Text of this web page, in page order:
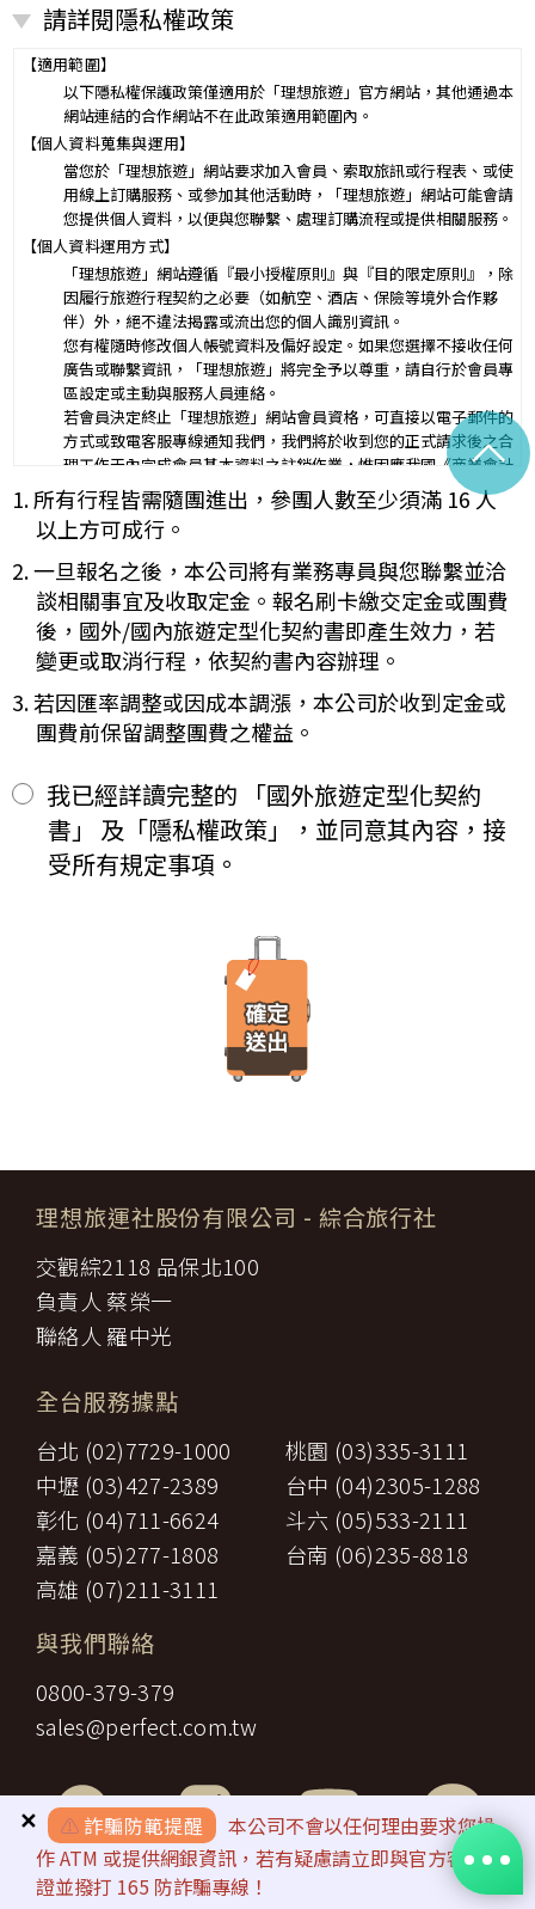
營業所：
甲乙雙方同意就本旅遊事項，依下列約定辦理。
第一條（國外旅遊之意義）
本契約所謂國外旅遊，係指到中華民國疆域以外其他國家或地區旅
遊。
赴中國大陸旅行者，準用本旅遊契約之約定。
第二條（適用之範圍及順序）
甲乙雙方關於本旅遊之權利義務，依本契約條款之約定定之；本契約
中未約定者，適用中華民國有關法令之規定。
第三條（旅遊團名稱、旅遊行程及廣告責任）
本旅遊團名稱為____________________
一、 旅遊地區（國家、城市或觀光地點）：________
二、
行程（啟程出發地點、回程之終止地點、日期、交通工具、住
宿旅館、餐飲、遊覽、安排購物行程及其所附隨之服務說
明）：_________
與本契約有關之附件、廣告、宣傳文件、行程表或說明會之說明內容
均視為本契約內容之一部分。乙方應確保廣告內容之真實，對甲方所
負之義務不得低於廣告之內容。
第一項記載得以所刊登之廣告、宣傳文件、行程表或說明會之說明內
未記載第一項內容或記載之內容與刊登廣告、宣傳文件、行程表或說
明會之說明記載不符者，以最有利於甲方之內容為準。
第四條（集合及出發時地）
甲方應於民國_____年_____月_____日_____時_____分於
__________準時集合出發。甲方未準時到約定地點集合致未能出
發，亦未能中途加入旅遊者，視為甲方任意解除契約，乙方得依第十
三條之約定，行使損害賠償請求權。
第五條（旅遊費用及付款方式）
旅遊費用：______________________
除雙方有特別約定者外，甲方應依下列約定繳付：
一、
簽訂本契約時，甲方應以_______(現金、信用卡、轉帳、支票
二、
其餘款項以_______ (現金、信用卡、轉帳、支票等方式)於出發
前三日或說明會時繳清。
前項之特別約定，除經雙方同意並增訂其他協議事項於本契約第三十
七條，乙方不得以任何名義要求增加旅遊費用。
第六條（旅客怠於給付旅遊費用之效力）
之費用，依第十三條約定辦理；乙方如有其他損害，並得請求賠償。
旅遊需甲方之行為始能完成，而甲方不為其行為者，乙方得定相當期
限，催告甲方為之。甲方逾期不為其行為者，乙方得終止契約，並得
請求賠償因契約終止而生之損害。
旅遊開始後，乙方依前項規定終止契約時，甲方得請求乙方墊付費用
甲方依第五條約定繳納之旅遊費用，除雙方依第三十七條另有約定以
一、
代辦證件之行政規費：乙方代理甲方辦理出國所需之手續費及
二、交通運輸費：旅程所需各種交通運輸之費用。
餐飲費：旅程中所列應由乙方安排之餐飲費用。
四、
住宿費：旅程中所列住宿及旅館之費用，如甲方需要單人房，
經乙方同意安排者，甲方應補繳所需差額。
六、
用。
七、 送費用及團體行李接送人員之小費，行李數量之重量依航空公
司規定辦理。
八、 稅捐：各地機場服務稅捐及團體餐宿稅捐。
九、 服務費：領隊及其他乙方為甲方安排服務人員之報酬。
十、 保險費：責任保險及履約保證保險。
前項第二款交通運輸費及第五款遊覽費用，其費用於契約簽訂後經政
府機關或經營管理業者公布調高或調低逾百分之十者，應由甲方補
第一項第二款至第五款之年長者門票減免、兒童住宿不佔床及各項優
求如實退還差額。
第九條（旅遊費用所未涵蓋項目）
第五條之旅遊費用，除雙方依第三十七條另有約定者外，不包含下列
一、非本旅遊契約所列行程之一切費用。
二、
甲方之個人費用：如自費行程費用、行李超重費、飲料及酒
類、洗衣、電話、網際網路使用費、私人交通費、行程外陪同
購物之報酬、自由活動費、個人傷病醫療費、宜自行給與提供
個人服務者（如旅館客房服務人員）之小費或尋回遺失物費用
請詳閱隱私權政策
【適用範圍】
以下隱私權保護政策僅適用於「理想旅遊」官方網站，其他通過本
網站連結的合作網站不在此政策適用範圍內。
【個人資料蒐集與運用】
當您於「理想旅遊」網站要求加入會員、索取旅訊或行程表、或使
用線上訂購服務、或參加其他活動時，「理想旅遊」網站可能會請
您提供個人資料，以便與您聯繫、處理訂購流程或提供相關服務。
【個人資料運用方式】
「理想旅遊」網站遵循『最小授權原則』與『目的限定原則』，除
因履行旅遊行程契約之必要（如航空、酒店、保險等境外合作夥
伴）外，絕不違法揭露或流出您的個人識別資訊。
您有權隨時修改個人帳號資料及偏好設定。如果您選擇不接收任何
廣告或聯繫資訊，「理想旅遊」將完全予以尊重，請自行於會員專
區設定或主動與服務人員連絡。
若會員決定終止「理想旅遊」網站會員資格，可直接以電子郵件的
方式或致電客服專線通知我們，我們將於收到您的正式請求後之合
理工作天內完成會員基本資料之註銷作業，惟因應我國《商業會計
法》及《稅捐稽徵法》之法定保存年限要求，相關交易憑證與帳務
紀錄將於法定保存期限屆滿後自動進行安全銷毀，不在此限。自終
止「理想旅遊」網站會員身份之日起（以本站系統發出之確認電子
郵件為準），您將即刻喪失所有本服務所提供之尊榮優惠及權益。
【Cookies 的運用政策】
為提供個人化的服務，本資訊網會使用 Cookies 技術來儲存並在
某些時候追蹤使用者的資料。本網站使用 Cookies 大多僅基於輔
助作用，例如儲存您偏好的特定種類資料，或儲存相關密碼以方便
您上網至本行網站時不必每次再輸入密碼…等。
※ Cookies 是網站伺服器用來和使用者瀏覽器進行溝通的一種技術，
它可能在使用者的電腦中儲存某些資訊，大部分 Cookies 的有效
定，取消或限制此項功能。
「理想旅遊」網站自動接收並紀錄您瀏覽或查詢時所產生的相關記
錄，這是系統本身所自行記錄的行為，記錄包括您使用連線設備的
IP 位址、使用時間、使用的瀏覽器、瀏覽及點選資料紀錄…等。這
些系統自動記錄的資料無法直接辨識個人身份，僅用於分析網站流
當您經由「理想旅遊」網站交易平台進行線上報名，為瞭解您購買
產品或服務的類別與數量，以及付款人、收受貨款資料，「理想旅
遊」網站將會以線上或離線方式，蒐集您主動提供所購買產品或服
務內容（如品名、數量、金額等）、付款人資料（如姓名、電子郵
件、地址、郵遞區號、電話、生日、性別、職業和個人興趣等）、
收貨人資料（如姓名、電話、地址、郵遞區號等）、付款資料（如
GlobalTrust SSL 網站伺服器數位憑證機制，您的訂單在線上交易
理（即表示您傳送的資料正經過 SSL 保密機制的防護中，就算中
【隱私權保護政策修訂】
「理想旅遊」網站保有修訂本政策之權利。當「理想旅遊」網站在
使用個人資料的規定上作出大修改時，會在網頁上張貼告示，通知
您相關事項。
尊重智慧財產權為全民應盡義務，「理想旅遊」網站所有程式、網
產權，任何人不得逕自使用、修改、重製、公開播送、改作、散
布、發行、公開發表、進行還原工程、解編或反向組譯。若需引用
或轉載，請事先依法取得「理想旅遊」或相關權利人之書面同意。
【我們對保護您隱私權的承諾】
為確保您的個人資料安全，我們傳遞所有隱私權與安全準則予「理
想旅遊」公司員工，並在公司內落實隱私權防護措施。
【隱私權問題】
本服務條款之解釋與適用，以及相關爭議，均應依照中華民國法律
予以處理，並以台灣台北地方法院為第一審管轄法院。若您對在
繫。
1. 所有行程皆需隨團進出，參團人數至少須滿 16 人
以上方可成行。
2. 一旦報名之後，本公司將有業務專員與您聯繫並洽
談相關事宜及收取定金。報名刷卡繳交定金或團費
後，國外/國內旅遊定型化契約書即產生效力，若
變更或取消行程，依契約書內容辦理。
3. 若因匯率調整或因成本調漲，本公司於收到定金或
團費前保留調整團費之權益。
我已經詳讀完整的 「國外旅遊定型化契約
書」 及「隱私權政策」，並同意其內容，接
受所有規定事項。
⚠️ 詐騙防範提醒
本公司不會以任何理由要求您操
作 ATM 或提供網銀資訊，若有疑慮請立即與官方客服查
證並撥打 165 防詐騙專線！
✕
理想旅運社股份有限公司 - 綜合旅行社
交觀綜2118 品保北100
負責人 蔡榮一
聯絡人 羅中光
全台服務據點
台北 (02)7729-1000
桃園 (03)335-3111
中壢 (03)427-2389
台中 (04)2305-1288
彰化 (04)711-6624
斗六 (05)533-2111
嘉義 (05)277-1808
台南 (06)235-8818
高雄 (07)211-3111
與我們聯絡
0800-379-379
sales@perfect.com.tw
^